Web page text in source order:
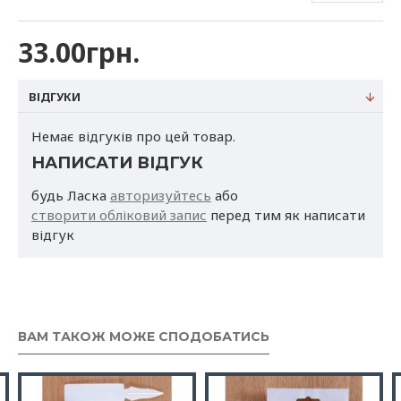
витягніть її з грунту;
Матеріал:
Загальний розмір:
Розмір таблички: 15*10см
Довжина ніжки :36см
Термін придатності:не обмежений.
33.00грн.
ВІДГУКИ
Немає відгуків про цей товар.
НАПИСАТИ ВІДГУК
будь Ласка авторизуйтесь або
створити обліковий запис перед тим як написати
відгук
ВАМ ТАКОЖ МОЖЕ СПОДОБАТИСЬ